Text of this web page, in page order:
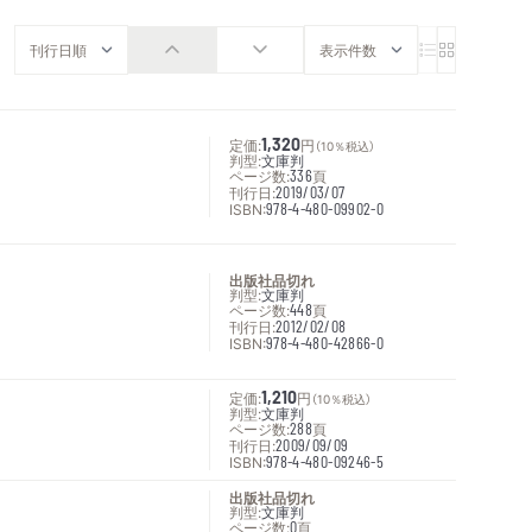
定価:1,320円 （10％税込）
判型:文庫判
ページ数:336頁
刊行日:2019/03/07
ISBN:978-4-480-09902-0
出版社品切れ
判型:文庫判
ページ数:448頁
刊行日:2012/02/08
ISBN:978-4-480-42866-0
定価:1,210円 （10％税込）
判型:文庫判
ページ数:288頁
刊行日:2009/09/09
ISBN:978-4-480-09246-5
出版社品切れ
判型:文庫判
ページ数:0頁